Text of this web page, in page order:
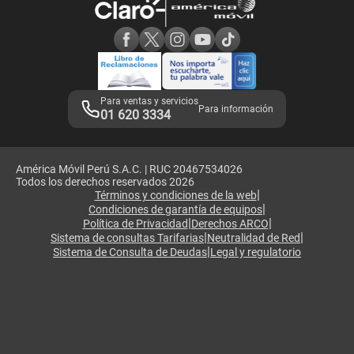
Adquirientes iPhone 6, 6S y SE
Mensaje de Seguridad
Términos y Condiciones de Tienda Claro
Libro de Reclamaciones
Legales de marketplace
Para ventas y servicios
01 620 3334 Para información
América Móvil Perú S.A.C. | RUC 20467534026
Todos los derechos reservados 2026
Términos y condiciones de la web|
Condiciones de garantía de equipos|
Política de Privacidad|Derechos ARCO|
Sistema de consultas Tarifarias|Neutralidad de Red|
Sistema de Consulta de Deudas|Legal y regulatorio